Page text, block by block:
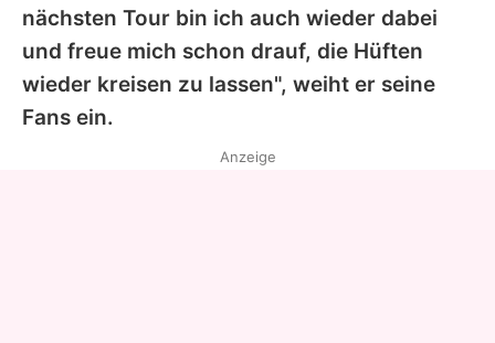
nächsten Tour bin ich auch wieder dabei
und freue mich schon drauf, die Hüften
wieder kreisen zu lassen", weiht er seine
Fans ein.
Anzeige